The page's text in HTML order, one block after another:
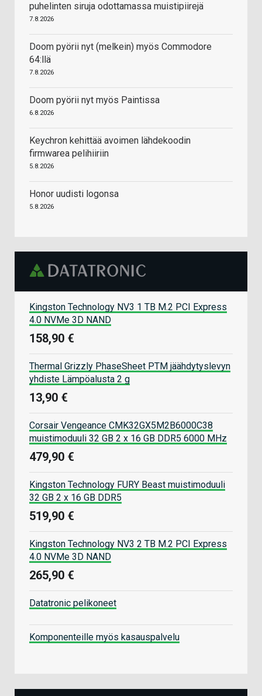
puhelinten siruja odottamassa muistipiirejä
7.8.2026
Doom pyörii nyt (melkein) myös Commodore
64:llä
7.8.2026
Doom pyörii nyt myös Paintissa
6.8.2026
Keychron kehittää avoimen lähdekoodin
firmwarea pelihiiriin
5.8.2026
Honor uudisti logonsa
5.8.2026
Kingston Technology NV3 1 TB M.2 PCI Express
4.0 NVMe 3D NAND
158,90 €
Thermal Grizzly PhaseSheet PTM jäähdytyslevyn
yhdiste Lämpöalusta 2 g
13,90 €
Corsair Vengeance CMK32GX5M2B6000C38
muistimoduuli 32 GB 2 x 16 GB DDR5 6000 MHz
479,90 €
Kingston Technology FURY Beast muistimoduuli
32 GB 2 x 16 GB DDR5
519,90 €
Kingston Technology NV3 2 TB M.2 PCI Express
4.0 NVMe 3D NAND
265,90 €
Datatronic pelikoneet
Komponenteille myös kasauspalvelu